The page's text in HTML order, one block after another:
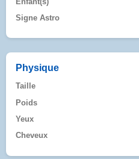
Signe Astro
Physique
Taille
Poids
Yeux
Cheveux